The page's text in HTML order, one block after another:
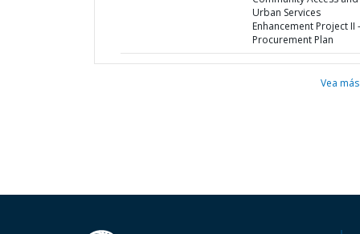
Urban Services
Enhancement Project II -
Procurement Plan
Vea más